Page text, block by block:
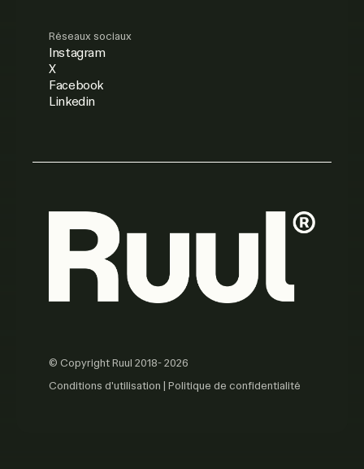
© Copyright Ruul 2018- 2026
Conditions d'utilisation | Politique de confidentialité
Réseaux sociaux
Instagram
X
Facebook
Linkedin